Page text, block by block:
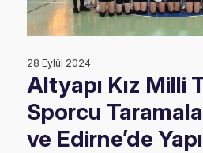
28 Eylül 2024
Altyapı Kız Milli
Sporcu
ve Edirne’de